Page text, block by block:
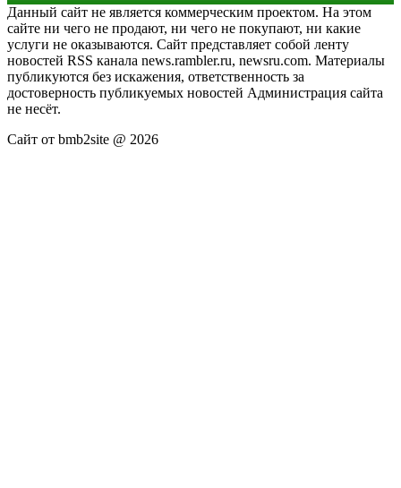
Данный сайт не является коммерческим проектом. На этом
сайте ни чего не продают, ни чего не покупают, ни какие
услуги не оказываются. Сайт представляет собой ленту
новостей RSS канала news.rambler.ru, newsru.com. Материалы
публикуются без искажения, ответственность за
достоверность публикуемых новостей Администрация сайта
не несёт.
Сайт от bmb2site @ 2026